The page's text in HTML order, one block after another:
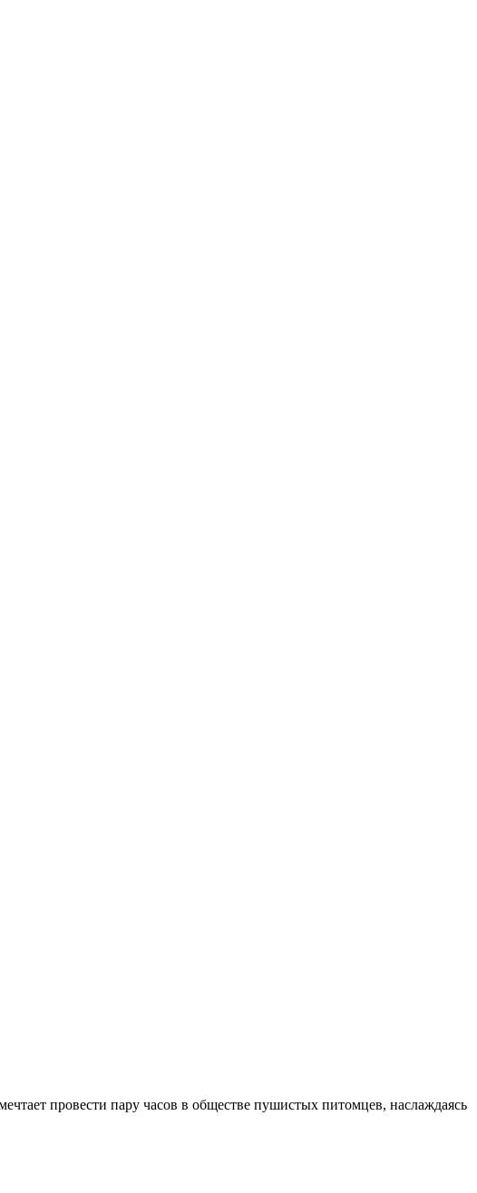
провести пару часов в обществе пушистых питомцев, наслаждаясь